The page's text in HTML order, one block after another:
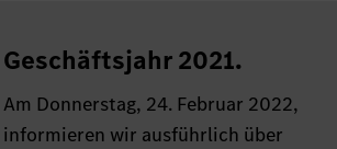
Geschäftsjahr 2021.
Am Donnerstag, 24. Februar 2022,
informieren wir ausführlich über